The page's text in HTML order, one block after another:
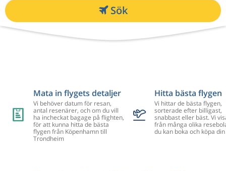
Sök
Mata in flygets detaljer
Vi behöver datum för resan,
antal resenärer, och om du vill
ha incheckat bagage på flighten,
för att kunna hitta de bästa
flygen från Köpenhamn till
Trondheim
Hitta bästa flygen
Vi hittar de bästa flygen,
sorterade efter billigast,
snabbast eller bäst. Vi
från många olika
du kan boka och köpa